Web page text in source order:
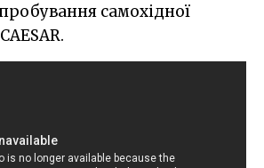
самохідної